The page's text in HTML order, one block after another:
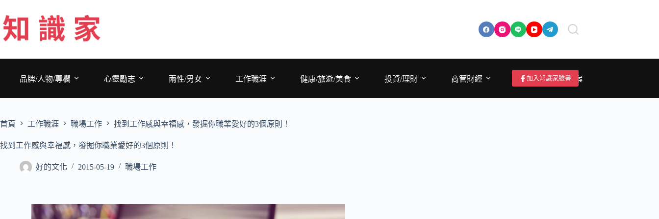
至
主
要
品牌/人物/專欄
心靈勵志 兩性/男女 工作職涯 健康/旅遊/美食 投資/理財 商管財經 成為作者/投稿/提案
加入知識家臉書
首頁 工作職涯 職場工作 找到工作感與幸福感，發掘你職業愛好的3個原則！
找到工作感與幸福感，發掘你職業愛好的3個原則！
好的文化 2015-05-19 職場工作